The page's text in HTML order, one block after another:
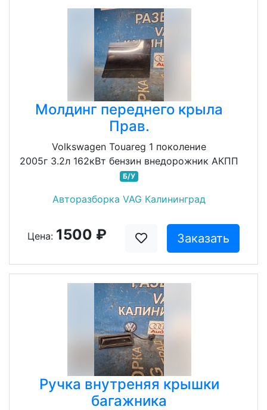
Молдинг переднего крыла
Прав.
Volkswagen Touareg 1 поколение
2005г 3.2л 162кВт бензин внедорожник АКПП
Б/У
Авторазборка VAG Калининград
Цена: 1500 ₽ Заказать
Ручка внутреняя крышки
багажника